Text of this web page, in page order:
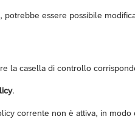
essere possibile
la casella di controllo
.
corrente non è attiva, in